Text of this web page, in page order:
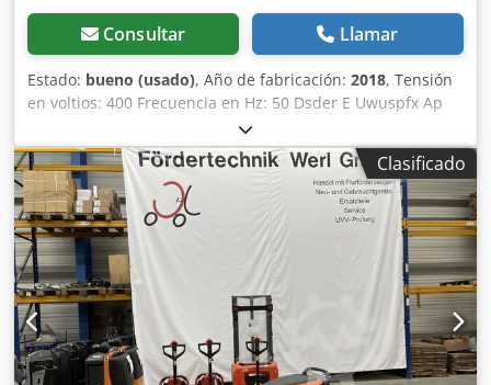
Consultar Llamar
Estado: bueno (usado), Año de fabricación: 2018, Tensión
en voltios: 400 Frecuencia en Hz: 50 Dsder E Uwuspfx Ap
Eock Clase de protección IP: 55 Clase de protección: I
Consumo de energía en kilovatios: 4 Volumen de aire sin
manguera en m³/h - l/min: 489 - 8150 Presión negativa
máxima en kPa-mbar: 30 - 300 Nivel de ruido en dB(A): 72
Volumen del depósito en litros: 100 Tipo de filtro principal:
Filtro de estrella de poliéster Área del filtro principal en
cm²: 19500 HEPA H14 en cm²: - Entrada en mm: 70
Dimensiones L x A x A en mm: 1130x600x1530 Peso en kg:
139 Sistema Longopac opcional: - Enchufe trifásico de 5
polos: Incluido Enchufe con inversor de fase: Incluido Filtro
agitador (manual): Incluido Contenedor de accesorios:
Incluido Contenedor extraíble: Incluido Chasis con frenos:
Clasificado